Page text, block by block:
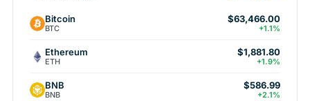
Bitcoin
BTC
$63,466.00
+1.1%
Ethereum
ETH
$1,881.80
+1.9%
BNB
BNB
$586.99
+2.1%